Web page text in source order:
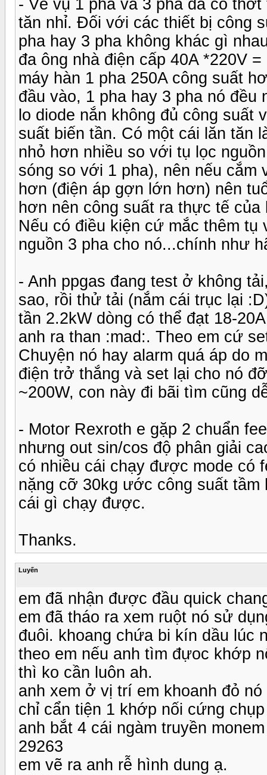
- Về vụ 1 pha và 3 pha đã có
tăn nhỉ. Đối với các thiết bị công
pha hay 3 pha không khác gì
đa ông nhà điện cấp 40A *220V
máy hàn 1 pha 250A công suất
đầu vào, 1 pha hay 3 pha nó đều
lo diode nắn không đủ công
suất biến tần. Có một cái lăn tăn
nhỏ hơn nhiều so với tụ lọc
sóng so với 1 pha), nên nếu cắm
hơn (điện áp gợn lớn hơn) nên
hơn nên công suất ra thực tế
Nếu có điều kiện cứ mắc thêm
nguồn 3 pha cho nó...chính như
- Anh ppgas đang test ở không
sao, rồi thử tải (nắm cái trục lại
tần 2.2kW dòng có thể đạt 18-
anh ra than :mad:. Theo em cứ
Chuyện nó hay alarm quá áp do
điện trở thắng và set lại cho nó
~200W, con này đi bãi tìm cũng
- Motor Rexroth e gặp 2 chuẩn
nhưng out sin/cos độ phân giải
có nhiều cái chạy được mode có
nặng cỡ 30kg ước công suất
cái gì chạy được.
Thanks.
Luyến
em đã nhận được đầu quick
em đã tháo ra xem ruột nó sử
đuôi. khoang chứa bi kín dầu lúc
theo em nếu anh tìm đựoc khớp
thì ko cần luôn ah.
anh xem ở vị trí em khoanh đỏ
chỉ cẩn tiện 1 khớp nối cứng
anh bắt 4 cái ngàm truyền
29263
em vẽ ra anh rễ hình dung ạ.